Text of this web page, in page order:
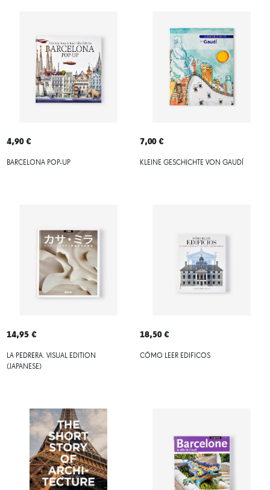
4,90 €
BARCELONA POP-UP
7,00 €
KLEINE GESCHICHTE VON GAUDÍ
14,95 €
LA PEDRERA. VISUAL EDITION
(JAPANESE)
18,50 €
CÓMO LEER EDIFICOS